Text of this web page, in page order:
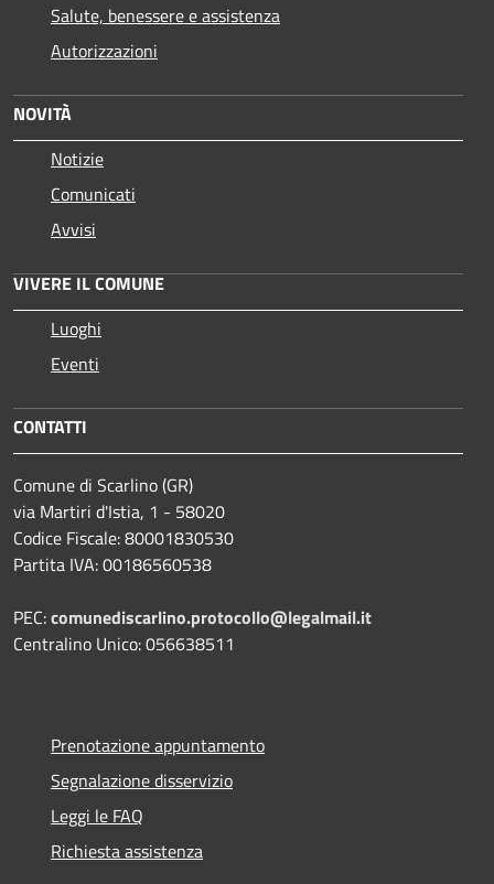
Salute, benessere e assistenza
Autorizzazioni
NOVITÀ
Notizie
Comunicati
Avvisi
VIVERE IL COMUNE
Luoghi
Eventi
CONTATTI
Comune di Scarlino (GR)
via Martiri d'Istia, 1 - 58020
Codice Fiscale: 80001830530
Partita IVA: 00186560538
PEC:comunediscarlino.protocollo@legalmail.it
Centralino Unico: 056638511
Prenotazione appuntamento
Segnalazione disservizio
Leggi le FAQ
Richiesta assistenza